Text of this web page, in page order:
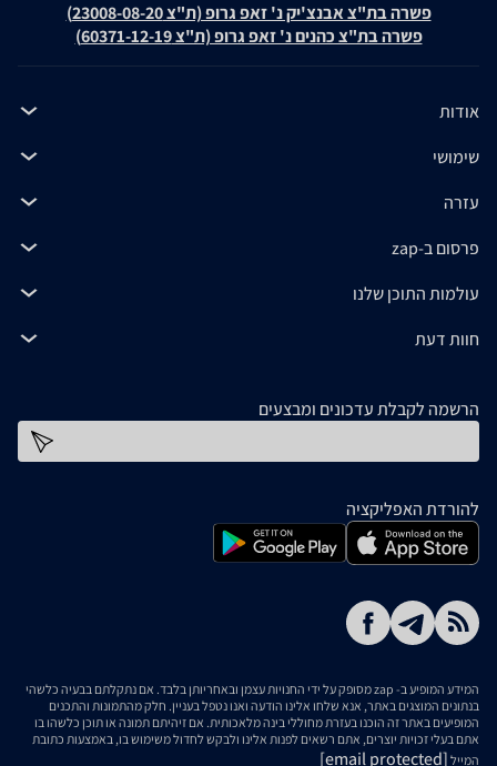
פשרה בת"צ אבנצ'יק נ' זאפ גרופ (ת"צ 23008-08-20)
פשרה בת"צ כהנים נ' זאפ גרופ (ת"צ 60371-12-19)
אודות
שימושי
עזרה
פרסום ב-zap
עולמות התוכן שלנו
חוות דעת
הרשמה לקבלת עדכונים ומבצעים
להורדת האפליקציה
המידע המופיע ב- zap מסופק על ידי החנויות עצמן ובאחריותן בלבד. אם נתקלתם בבעיה כלשהי
בנתונים המוצגים באתר, אנא שלחו אלינו הודעה ואנו נטפל בעניין. חלק מהתמונות והתכנים
המופיעים באתר זה הוכנו בעזרת מחוללי בינה מלאכותית. אם זיהיתם תמונה או תוכן כלשהו בו
אתם בעלי זכויות יוצרים, אתם רשאים לפנות אלינו ולבקש לחדול משימוש בו, באמצעות כתובת
המייל [email protected]